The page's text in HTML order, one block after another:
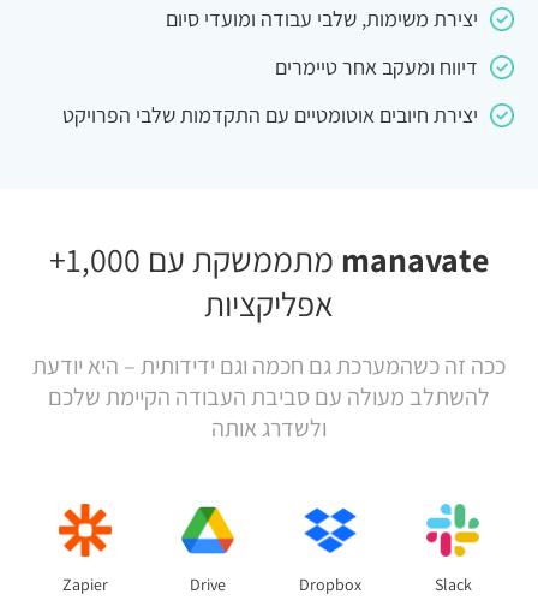
יצירת משימות, שלבי עבודה ומועדי סיום
דיווח ומעקב אחר טיימרים
יצירת חיובים אוטומטיים עם התקדמות שלבי הפרויקט
manavate
מתממשקת עם 1,000+
אפליקציות
ככה זה כשהמערכת גם חכמה וגם ידידותית – היא יודעת
להשתלב מעולה עם סביבת העבודה הקיימת שלכם
ולשדרג אותה
Slack
Dropbox
Drive
Zapier